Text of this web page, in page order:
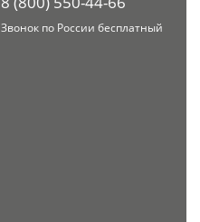
Звонок по России бесплатный